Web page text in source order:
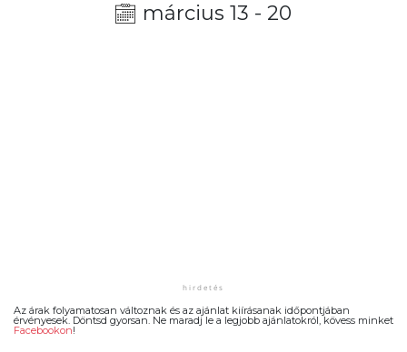
március 13 - 20
Az árak folyamatosan változnak és az ajánlat kiírásanak időpontjában
érvényesek. Döntsd gyorsan. Ne maradj le a legjobb ajánlatokról, kövess minket
Facebookon!